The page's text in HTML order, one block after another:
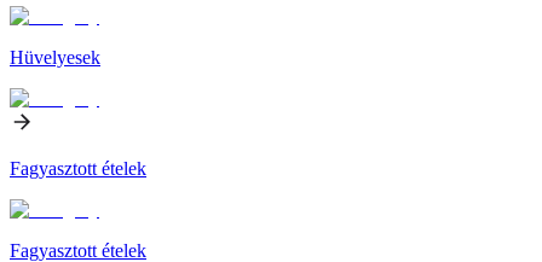
Hüvelyesek
Fagyasztott ételek
Fagyasztott ételek